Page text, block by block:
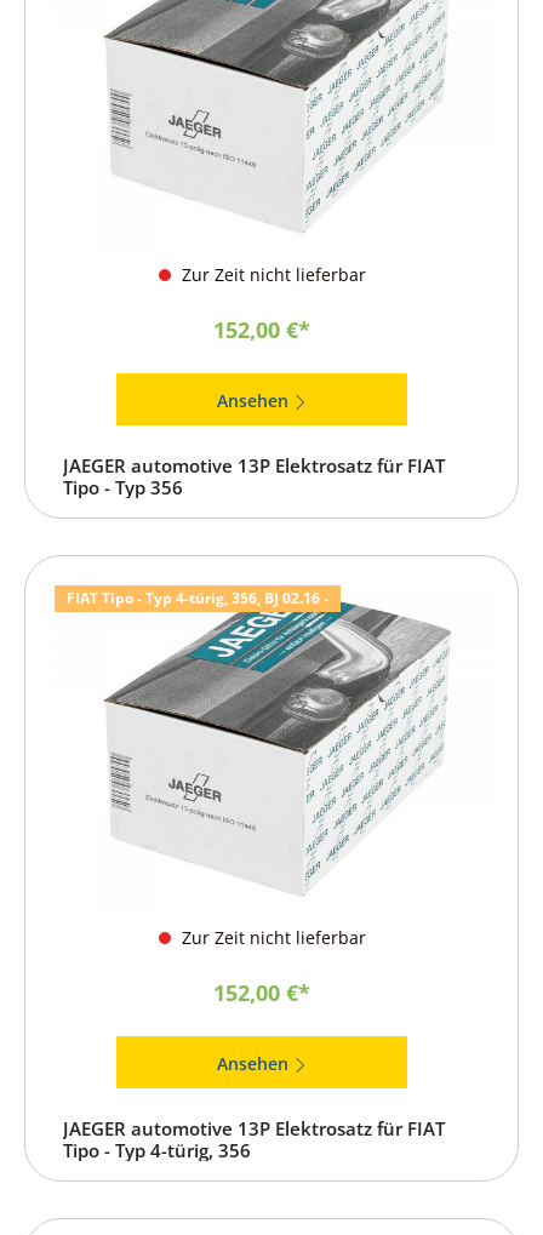
Zur Zeit nicht lieferbar
152,00 €*
Ansehen
JAEGER automotive 13P Elektrosatz für FIAT
Tipo - Typ 356
FIAT Tipo - Typ 4-türig, 356, BJ 02.16 -
Zur Zeit nicht lieferbar
152,00 €*
Ansehen
JAEGER automotive 13P Elektrosatz für FIAT
Tipo - Typ 4-türig, 356